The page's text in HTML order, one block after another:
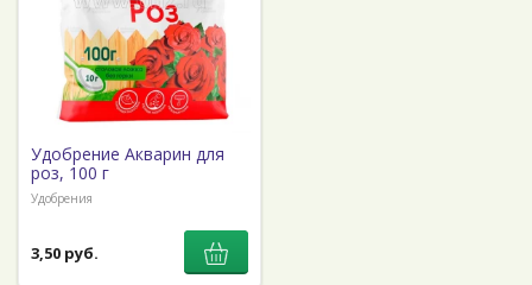
Удобрение Акварин для
роз, 100 г
Удобрения
3,50 руб.